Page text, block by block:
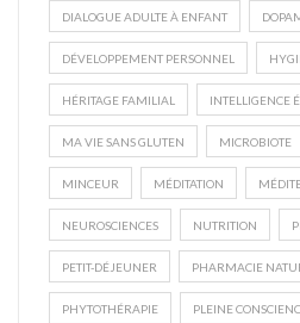
DIALOGUE ADULTE À ENFANT
DÉVELOPPEMENT PERSONNEL
HÉRITAGE FAMILIAL INTELLIGENCE
MA VIE SANS GLUTEN MICROBIOTE
MINCEUR MÉDITATION
NEUROSCIENCES NUTRITION
PETIT-DÉJEUNER PHARMACIE
PHYTOTHÉRAPIE PLEINE